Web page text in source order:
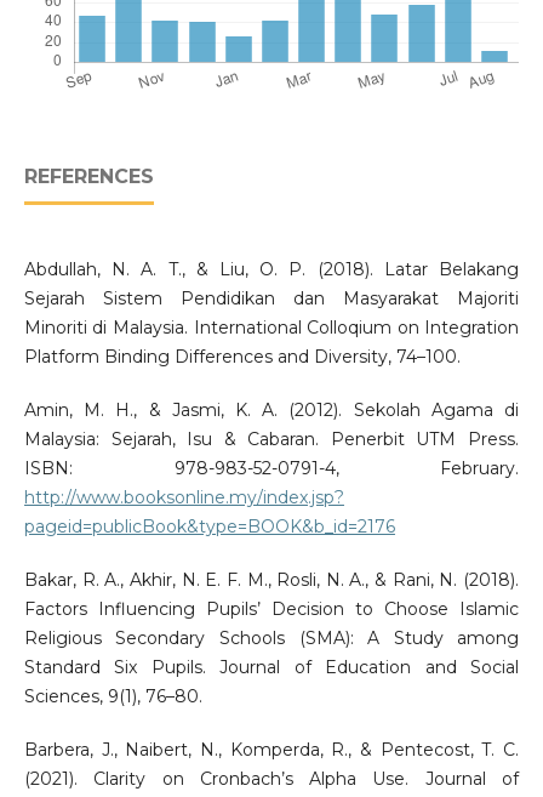
REFERENCES
Abdullah, N. A. T., & Liu, O. P. (2018). Latar Belakang
Sejarah Sistem Pendidikan dan Masyarakat Majoriti
Minoriti di Malaysia. International Colloqium on Integration
Platform Binding Differences and Diversity, 74–100.
Amin, M. H., & Jasmi, K. A. (2012). Sekolah Agama di
Malaysia: Sejarah, Isu & Cabaran. Penerbit UTM Press.
ISBN: 978-983-52-0791-4, February.
http://www.booksonline.my/index.jsp?
pageid=publicBook&type=BOOK&b_id=2176
Bakar, R. A., Akhir, N. E. F. M., Rosli, N. A., & Rani, N. (2018).
Factors Influencing Pupils’ Decision to Choose Islamic
Religious Secondary Schools (SMA): A Study among
Standard Six Pupils. Journal of Education and Social
Sciences, 9(1), 76–80.
Barbera, J., Naibert, N., Komperda, R., & Pentecost, T. C.
(2021). Clarity on Cronbach’s Alpha Use. Journal of